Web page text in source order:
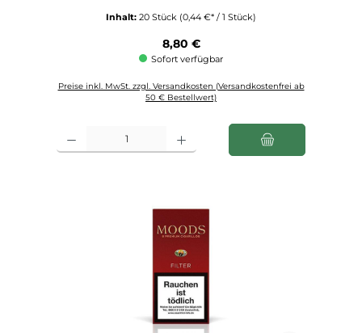
Inhalt: 20 Stück (0,44 €* / 1 Stück)
Regulärer Preis:
8,80 €
Sofort verfügbar
Preise inkl. MwSt. zzgl. Versandkosten (Versandkostenfrei ab
50 € Bestellwert)